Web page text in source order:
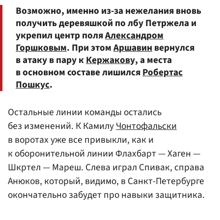
Возможно, именно из-за нежелания вновь
получить деревяшкой по лбу Петржела и
укрепил центр поляАлександром
Горшковым. При этомАршавинвернулся
в атаку в пару кКержакову, а места
в основном составе лишилсяРобертас
Пошкус.
Остальные линии команды остались
без изменений. К КамилуЧонтофальски
в воротах уже все привыкли, как и
к оборонительной линии Флахбарт — Хаген —
Шкртел — Мареш. Слева играл Спивак, справа
Анюков, который, видимо, в Санкт-Петербурге
окончательно забудет про навыки защитника.